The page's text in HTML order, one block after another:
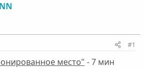
#1
место" - 7 мин